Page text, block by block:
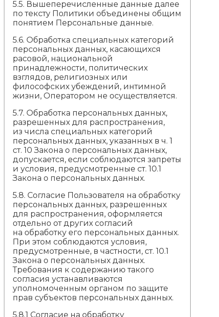
5.5. Вышеперечисленные данные далее
по тексту Политики объединены общим
понятием Персональные данные.
5.6. Обработка специальных категорий
персональных данных, касающихся
расовой, национальной
принадлежности, политических
взглядов, религиозных или
философских убеждений, интимной
жизни, Оператором не осуществляется.
5.7. Обработка персональных данных,
разрешенных для распространения,
из числа специальных категорий
персональных данных, указанных в ч. 1
ст. 10 Закона о персональных данных,
допускается, если соблюдаются запреты
и условия, предусмотренные ст. 10.1
Закона о персональных данных.
5.8. Согласие Пользователя на обработку
персональных данных, разрешенных
для распространения, оформляется
отдельно от других согласий
на обработку его персональных данных.
При этом соблюдаются условия,
предусмотренные, в частности, ст. 10.1
Закона о персональных данных.
Требования к содержанию такого
согласия устанавливаются
уполномоченным органом по защите
прав субъектов персональных данных.
5.8.1 Согласие на обработку